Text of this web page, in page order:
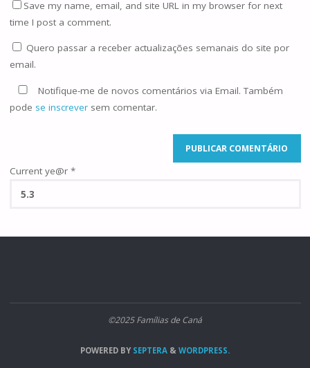
Save my name, email, and site URL in my browser for next
time I post a comment.
Quero passar a receber actualizações semanais do site por
email.
Notifique-me de novos comentários via Email. Também
pode se inscreversem comentar.
Current ye@r *
©2025 Famílias de Caná
POWERED BYSEPTERA & WORDPRESS.